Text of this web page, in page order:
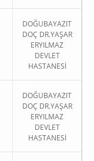
DOĞUBAYAZIT
DOÇ DR.YAŞAR
ERYILMAZ
DEVLET
HASTANESİ
DOĞUBAYAZIT
DOÇ DR.YAŞAR
ERYILMAZ
DEVLET
HASTANESİ